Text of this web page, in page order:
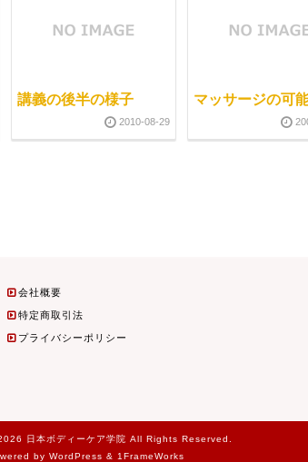
講義の後半の様子
2010-08-29
マッサージの可
会社概要
特定商取引法
プライバシーポリシー
日本ボディーケア学院 All Rights Reserved.
by WordPress & 1FrameWorks